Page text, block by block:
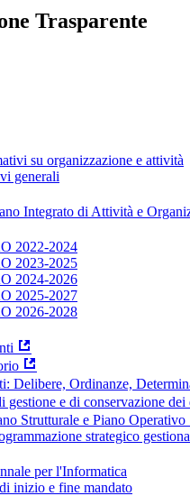
Trasparente
su organizzazione e attività
generali
Integrato di Attività e
2022-2024
2023-2025
2024-2026
2025-2027
2026-2028
Delibere, Ordinanze,
gestione e di conservazione
Strutturale e Piano Operativo
strategico
per l'Informatica
inizio e fine mandato